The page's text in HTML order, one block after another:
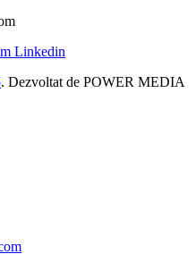
Linkedin
. Dezvoltat de POWER MEDIA